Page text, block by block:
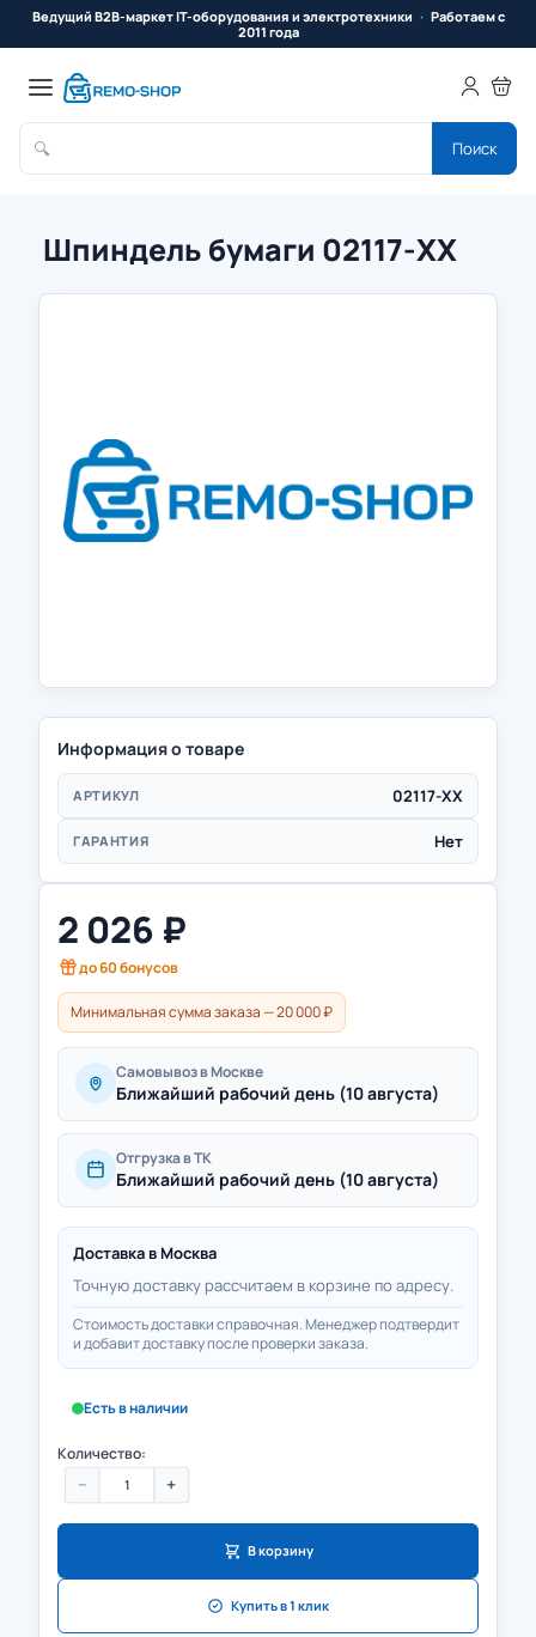
Ведущий B2B-маркет IT-оборудования и электротехники
Работаем с
2011 года
🔍 Поиск
Шпиндель бумаги 02117-ХХ
Информация о товаре
АРТИКУЛ 02117-ХХ
ГАРАНТИЯ Нет
2 026 ₽
до60бонусов
Минимальная сумма заказа — 20 000 ₽
Самовывоз в Москве
Ближайший рабочий день (10 августа)
Отгрузка в ТК
Ближайший рабочий день (10 августа)
Доставка в Москва
Точную доставку рассчитаем в корзине по адресу.
Стоимость доставки справочная. Менеджер подтвердит
и добавит доставку после проверки заказа.
Есть в наличии
Количество:
− +
В корзину
Купить в 1 клик